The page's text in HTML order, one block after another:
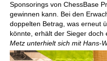
Sponsorings von ChessBase
gewinnen kann. Bei den
doppelten Betrag, was erneut
könnte, erhält der Sieger doch
Metz unterhielt sich mitHans-